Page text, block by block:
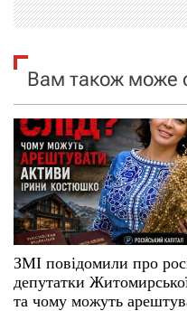
я
з
а
п
и
с
і
в
Вам також може
ЗМІ повідомили про
депутатки
та чому можуть